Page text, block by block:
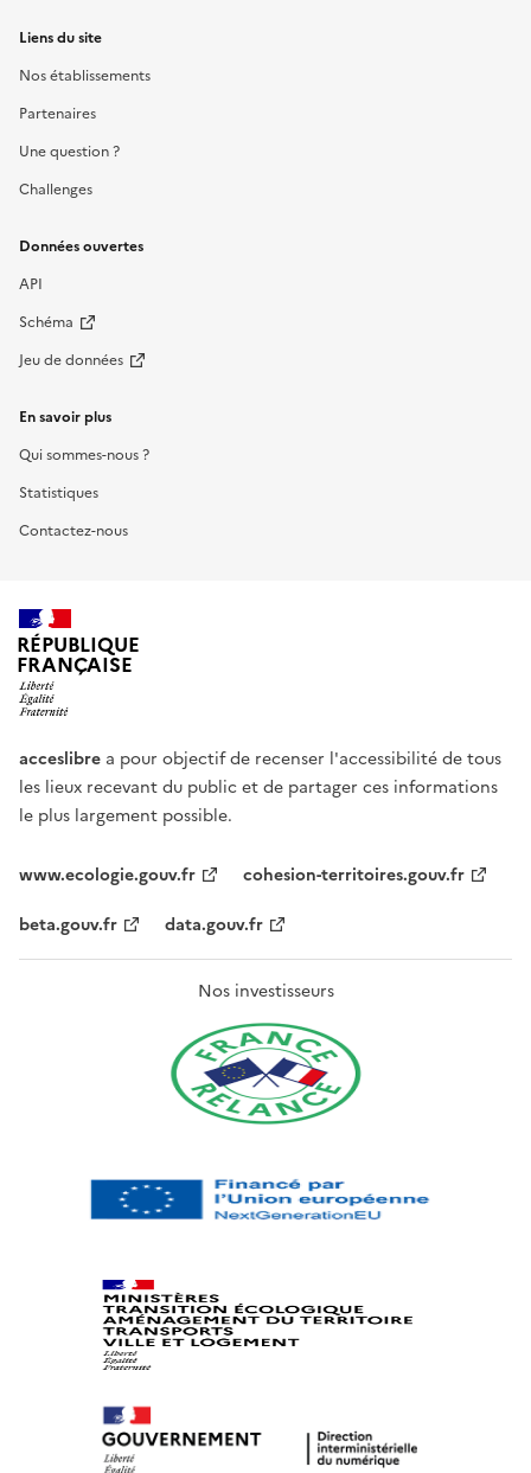
Liens du site
Nos établissements
Partenaires
Une question ?
Challenges
Données ouvertes
API
Schéma
Jeu de données
En savoir plus
Qui sommes-nous ?
Statistiques
Contactez-nous
RÉPUBLIQUE
FRANÇAISE
acceslibre a pour objectif de recenser l'accessibilité de tous
les lieux recevant du public et de partager ces informations
le plus largement possible.
www.ecologie.gouv.fr
cohesion-territoires.gouv.fr
beta.gouv.fr
data.gouv.fr
Nos investisseurs